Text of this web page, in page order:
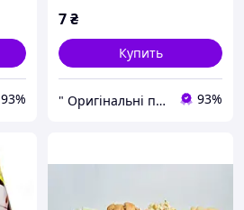
93%
7₴
Купить
" Оригінальні подарунки " Інтернет - магазин ( оригинальныеподарки.com ) 93%